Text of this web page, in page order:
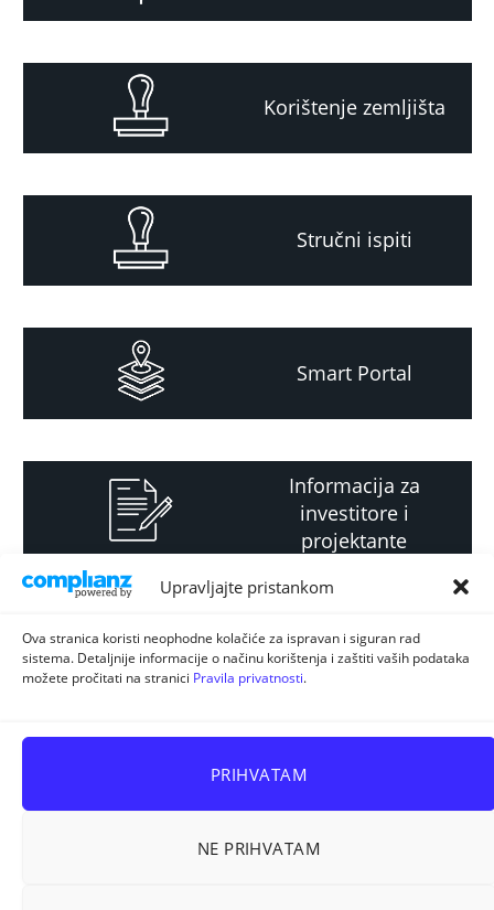
Upravljajte pristankom
Ova stranica koristi neophodne kolačiće za ispravan i siguran rad
sistema. Detaljnije informacije o načinu korištenja i zaštiti vaših podataka
možete pročitati na stranici Pravila privatnosti.
PRIHVATAM
NE PRIHVATAM
Korištenje zemljišta
Stručni ispiti
Smart Portal
Informacija za
investitore i
projektante
Strateški i planski
dokument